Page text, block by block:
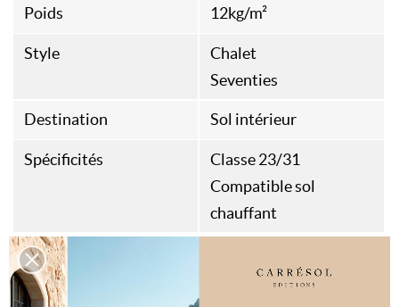
Poids 12kg/m²
Style
Chalet
Seventies
Destination Sol intérieur
Spécificités
Classe 23/31
Compatible sol
chauffant